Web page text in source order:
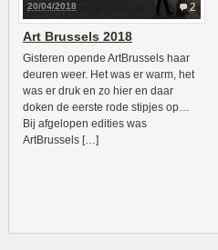
2
20/04/2018
Art Brussels 2018
Gisteren opende ArtBrussels haar
deuren weer. Het was er warm, het
was er druk en zo hier en daar
doken de eerste rode stipjes op…
Bij afgelopen edities was
ArtBrussels […]